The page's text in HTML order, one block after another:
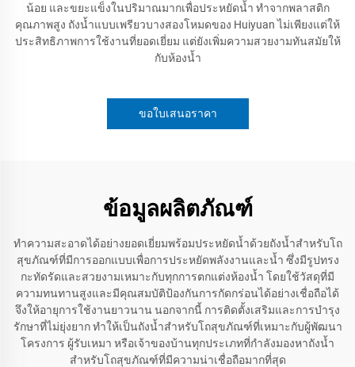
น้อย และขยะแข็งในปริมาณมากเพื่อประหยัดน้ำ ทำจากพลาสติก
คุณภาพสูง ถังน้ำแบบเพรียวบางสองโหมดของ Huiyuan ไม่เพียงแต่ให้
ประสิทธิภาพการใช้งานที่ยอดเยี่ยม แต่ยังเพิ่มความสวยงามทันสมัยให้
กับห้องน้ำ
ขอใบเสนอราคา
ข้อมูลผลิตภัณฑ์
ทำความสะอาดได้อย่างยอดเยี่ยมพร้อมประหยัดน้ำด้วยถังน้ำสำหรับโถ
สุขภัณฑ์ที่มีการออกแบบเพื่อการประหยัดพลังงานและน้ำ ซึ่งมีรูปทรง
กะทัดรัดและสวยงามเหมาะกับทุกการตกแต่งห้องน้ำ โดยใช้วัสดุที่มี
ความทนทานสูงและมีคุณสมบัติป้องกันการกัดกร่อนได้อย่างเชื่อถือได้
จึงให้อายุการใช้งานยาวนาน นอกจากนี้ การติดตั้งเสริมและการบำรุง
รักษาที่ไม่ยุ่งยาก ทำให้เป็นถังน้ำสำหรับโถสุขภัณฑ์ที่เหมาะกับผู้พัฒนา
โครงการ ผู้รับเหมา หรือเจ้าของบ้านทุกประเภทที่กำลังมองหาถังน้ำ
สำหรับโถสุขภัณฑ์ที่มีความน่าเชื่อถือมากที่สุด